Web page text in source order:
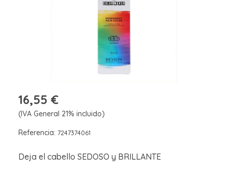
16,55 €
(IVA General 21% incluido)
Referencia: 7247374061
Deja el cabello SEDOSO y BRILLANTE